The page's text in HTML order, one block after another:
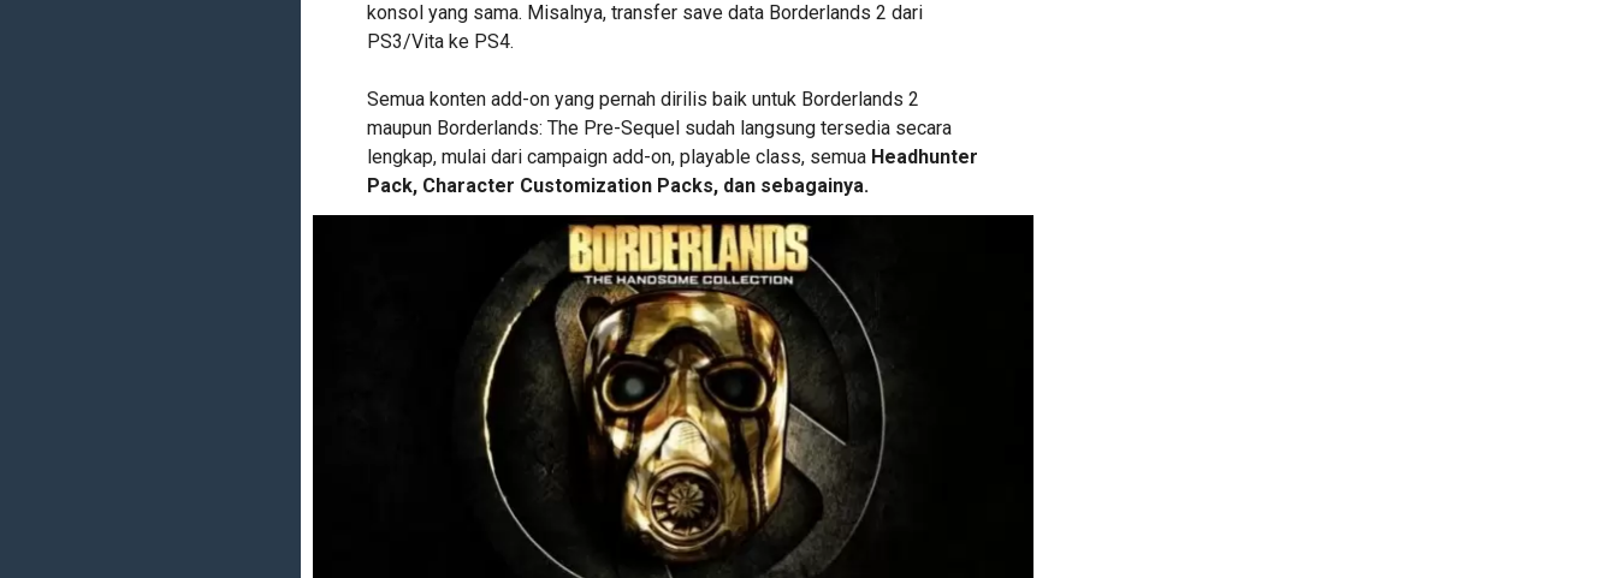
konsol yang sama. Misalnya, transfer save data Borderlands 2 dari
PS3/Vita ke PS4.
Semua konten add-on yang pernah dirilis baik untuk Borderlands 2
maupun Borderlands: The Pre-Sequel sudah langsung tersedia secara
lengkap, mulai dari campaign add-on, playable class, semua Headhunter
Pack, Character Customization Packs, dan sebagainya.